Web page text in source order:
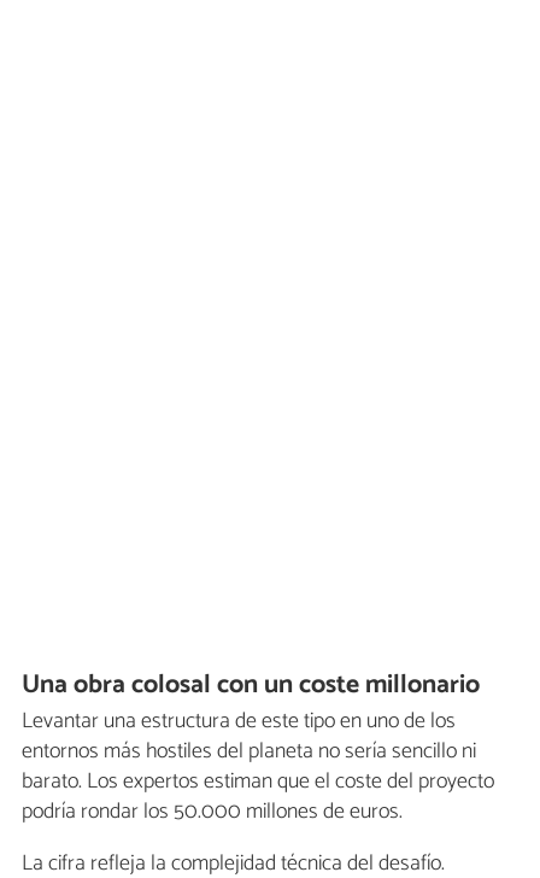
Una obra colosal con un coste millonario
Levantar una estructura de este tipo en uno de los
entornos más hostiles del planeta no sería sencillo ni
barato. Los expertos estiman que el coste del proyecto
podría rondar los 50.000 millones de euros.
La cifra refleja la complejidad técnica del desafío.